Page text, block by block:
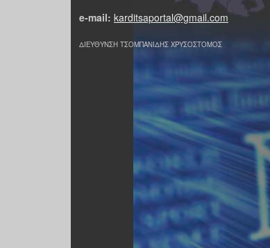
e-mail: karditsaportal@gmail.com
ΔΙΕΥΘΥΝΣΗ ΤΣΟΜΠΑΝΙΔΗΣ ΧΡΥΣΟΣΤΟΜΟΣ